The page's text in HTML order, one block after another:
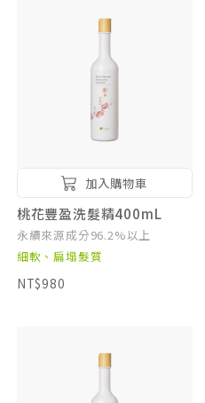
加入購物車
桃花豐盈洗髮精400mL
永續來源成分96.2%以上
細軟、扁塌髮質
NT$980